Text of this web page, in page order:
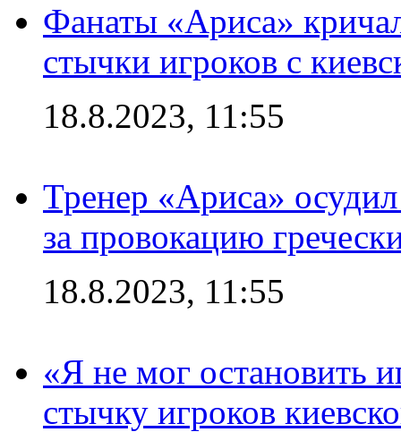
Фанаты «Ариса»
стычки игроков с
18.8.2023, 11:55
Тренер «Ариса»
за провокацию
18.8.2023, 11:55
«Я не мог остановить
стычку игроков